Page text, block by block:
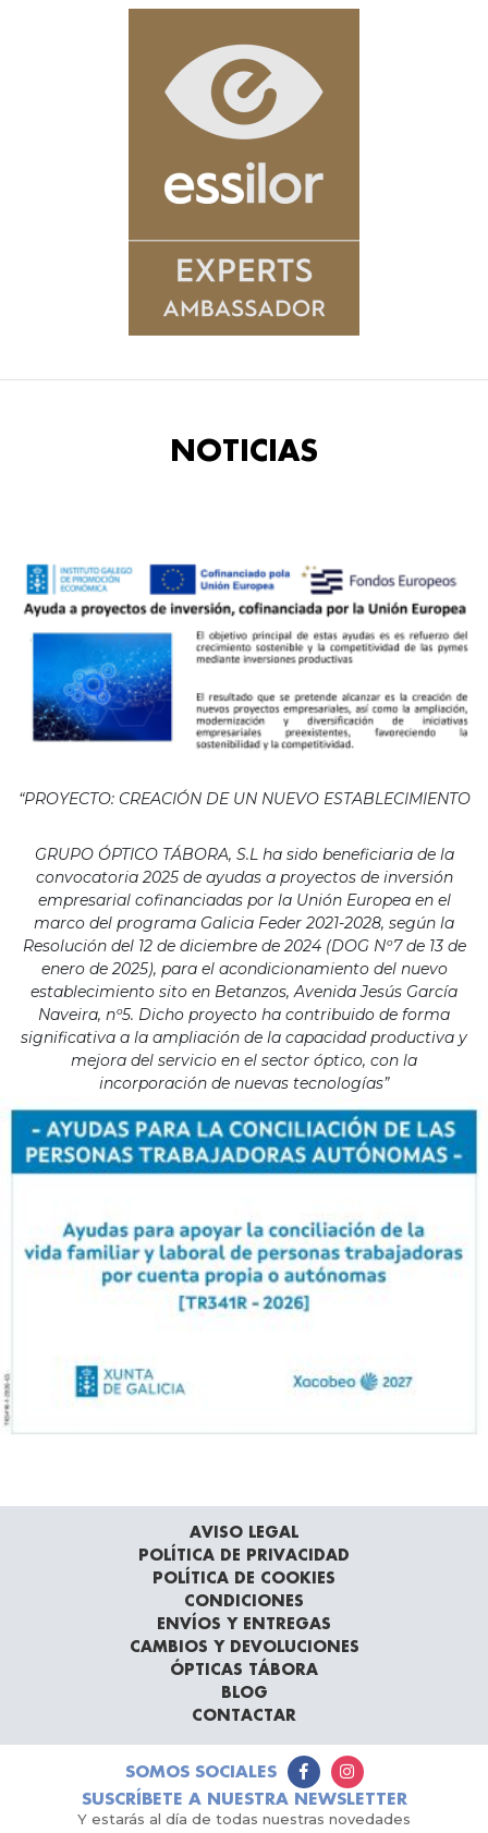
NOTICIAS
“PROYECTO: CREACIÓN DE UN NUEVO ESTABLECIMIENTO
GRUPO ÓPTICO TÁBORA, S.L ha sido beneficiaria de la
convocatoria 2025 de ayudas a proyectos de inversión
empresarial cofinanciadas por la Unión Europea en el
marco del programa Galicia Feder 2021-2028, según la
Resolución del 12 de diciembre de 2024 (DOG Nº7 de 13 de
enero de 2025), para el acondicionamiento del nuevo
establecimiento sito en Betanzos, Avenida Jesús García
Naveira, nº5. Dicho proyecto ha contribuido de forma
significativa a la ampliación de la capacidad productiva y
mejora del servicio en el sector óptico, con la
incorporación de nuevas tecnologías”
AVISO LEGAL
POLÍTICA DE PRIVACIDAD
POLÍTICA DE COOKIES
CONDICIONES
ENVÍOS Y ENTREGAS
CAMBIOS Y DEVOLUCIONES
ÓPTICAS TÁBORA
BLOG
CONTACTAR
SOMOS SOCIALES
SUSCRÍBETE A NUESTRA NEWSLETTER
Y estarás al día de todas nuestras novedades